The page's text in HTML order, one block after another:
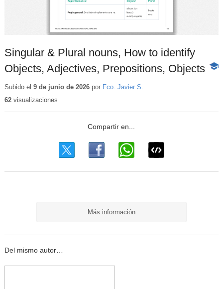
Singular & Plural nouns, How to identify
Objects, Adjectives, Prepositions, Objects -
Subido el 9 de junio de 2026por Fco. Javier S.
62visualizaciones
Más información
Del mismo autor…